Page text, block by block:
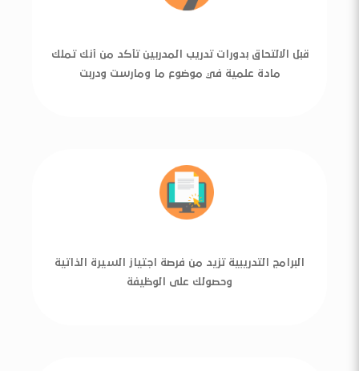
قبل الالتحاق بدورات تدريب المدربين تأكد من أنك تملك
مادة علمية في موضوع ما ومارست ودربت
البرامج التدريبية تزيد من فرصة اجتياز السيرة الذاتية
وحصولك على الوظيفة